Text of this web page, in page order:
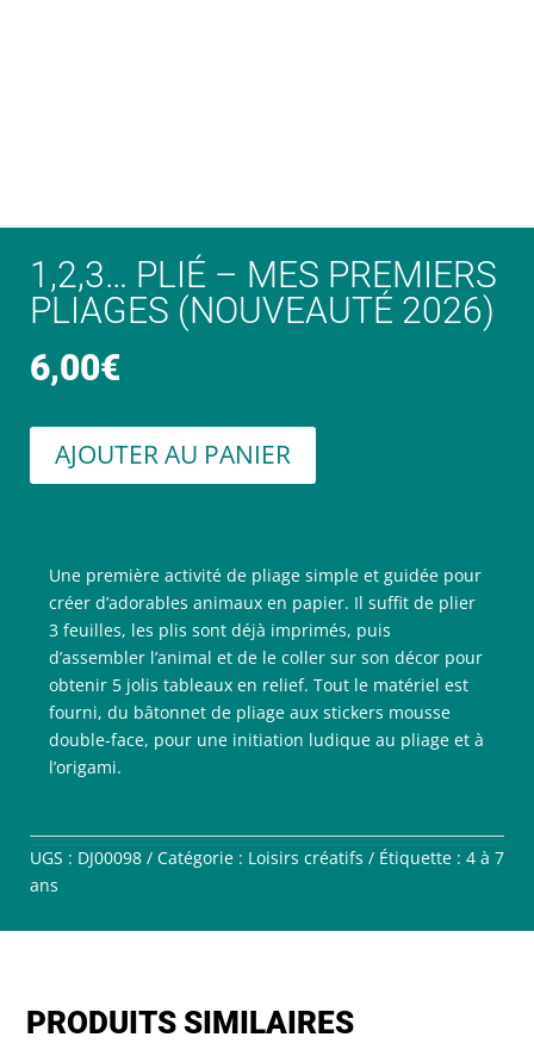
1,2,3… PLIÉ – MES PREMIERS
PLIAGES (NOUVEAUTÉ 2026)
6,00€
AJOUTER AU PANIER
Une première activité de pliage simple et guidée pour
créer d’adorables animaux en papier. Il suffit de plier
3 feuilles, les plis sont déjà imprimés, puis
d’assembler l’animal et de le coller sur son décor pour
obtenir 5 jolis tableaux en relief. Tout le matériel est
fourni, du bâtonnet de pliage aux stickers mousse
double-face, pour une initiation ludique au pliage et à
l’origami.
UGS : DJ00098 Catégorie : Loisirs créatifs Étiquette : 4 à 7
ans
PRODUITS SIMILAIRES